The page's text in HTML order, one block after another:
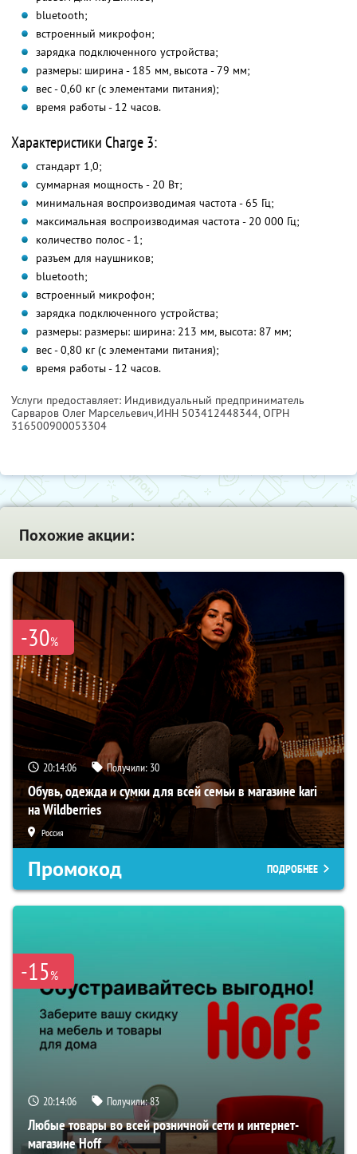
bluetooth;
встроенный микрофон;
зарядка подключенного устройства;
размеры: ширина - 185 мм, высота - 79 мм;
вес - 0,60 кг (с элементами питания);
время работы - 12 часов.
Характеристики Charge 3:
стандарт 1,0;
суммарная мощность - 20 Вт;
минимальная воспроизводимая частота - 65 Гц;
максимальная воспроизводимая частота - 20 000 Гц;
количество полос - 1;
разъем для наушников;
bluetooth;
встроенный микрофон;
зарядка подключенного устройства;
размеры: размеры: ширина: 213 мм, высота: 87 мм;
вес - 0,80 кг (с элементами питания);
время работы - 12 часов.
Услуги предоставляет: Индивидуальный предприниматель
Сарваров Олег Марсельевич,ИНН 503412448344, ОГРН
316500900053304
Похожие акции:
-30%
20:14:05 Получили: 30
Обувь, одежда и сумки для всей семьи в магазине kari
на Wildberries
Россия
Промокод ПОДРОБНЕЕ
-15%
20:14:05 Получили:83
Любые товары во всей розничной сети и интернет-
магазине Hoff